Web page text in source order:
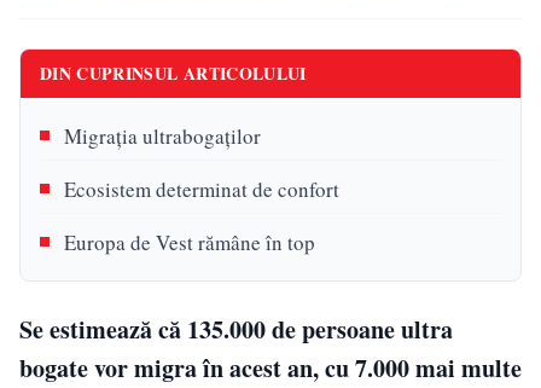
DIN CUPRINSUL ARTICOLULUI
Migrația ultrabogaților
Ecosistem determinat de confort
Europa de Vest rămâne în top
Se estimează că 135.000 de persoane ultra
bogate vor migra în acest an, cu 7.000 mai multe